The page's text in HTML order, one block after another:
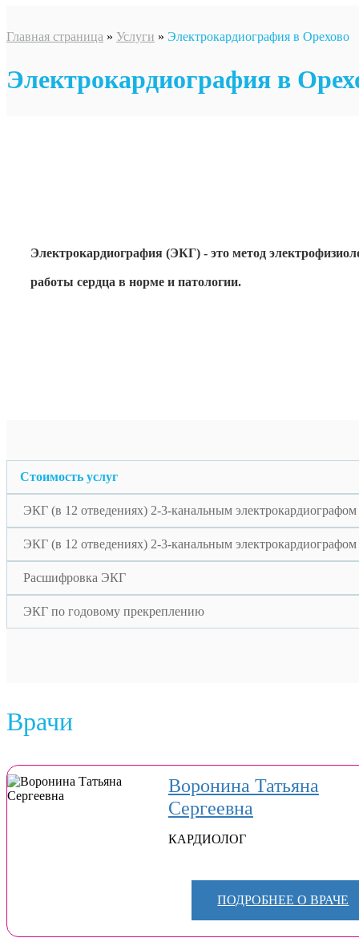
Главная страница » Услуги » Электрокардиография в Орехово
Электрокардиография в
Электрокардиография (ЭКГ) - это метод
работы сердца в норме и патологии.
Стоимость услуг
ЭКГ (в 12 отведениях) 2-3-канальным
ЭКГ (в 12 отведениях) 2-3-канальным электрокардиографом
Расшифровка ЭКГ
ЭКГ по годовому прекреплению
Врачи
Воронина Татьяна
Сергеевна
КАРДИОЛОГ
ПОДРОБНЕЕ О ВРАЧЕ